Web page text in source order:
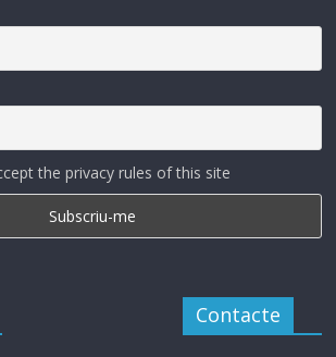
the privacy rules of this site
Contacte